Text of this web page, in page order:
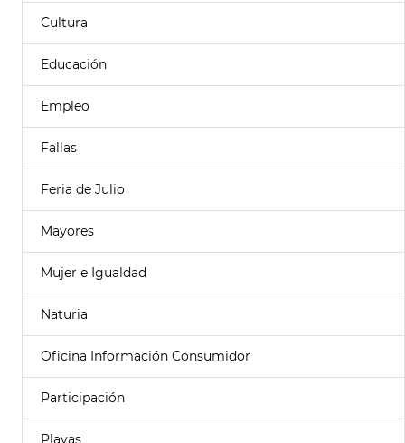
Cultura
Educación
Empleo
Fallas
Feria de Julio
Mayores
Mujer e Igualdad
Naturia
Oficina Información Consumidor
Participación
Playas